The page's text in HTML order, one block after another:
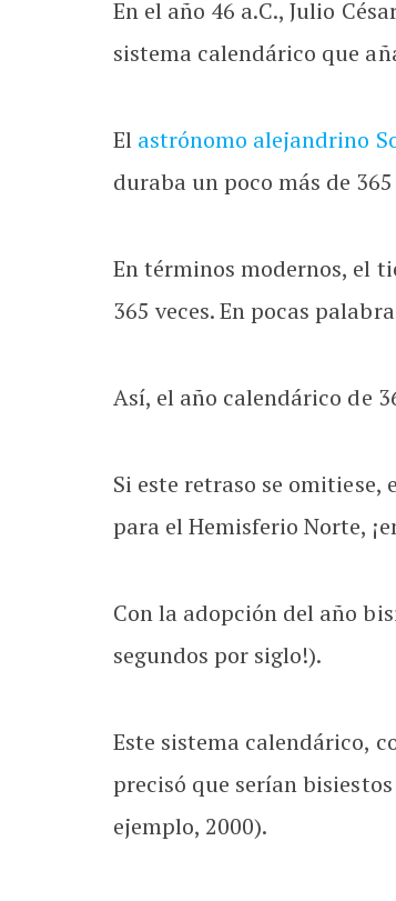
En el año 46 a.C., Julio
sistema calendárico que
El astrónomo alejandrino
duraba un poco más de
En términos modernos, el
365 veces. En pocas
Así, el año calendárico de
Si este retraso se omitiese,
para el Hemisferio Norte,
Con la adopción del año
segundos por siglo!).
Este sistema calendárico,
precisó que serían
ejemplo, 2000).